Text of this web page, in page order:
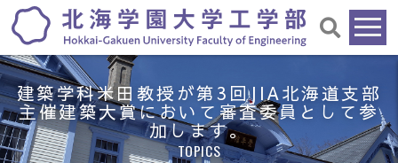
建築学科米田教授が第3回JIA北海道支部
主催建築大賞において審査委員として参
加します。
TOPICS